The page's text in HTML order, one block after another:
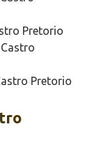
Pretorio
Castro
Pretorio